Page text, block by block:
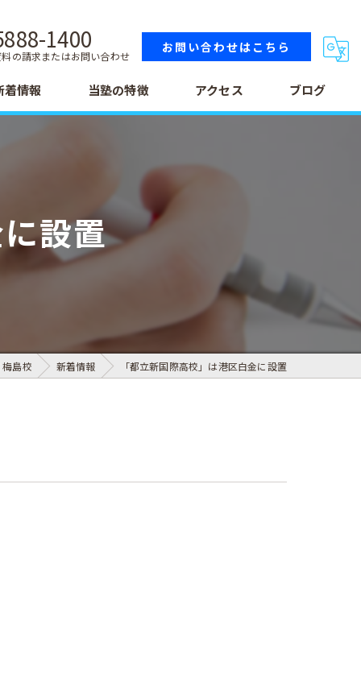
1400
の請求またはお問い合わせ
お問い合わせはこちら
着情報 当塾の特徴
高校生
テスト
アクセス ブログ
設置
島校 新着情報 「都立新国際高校」は港区白金に設置